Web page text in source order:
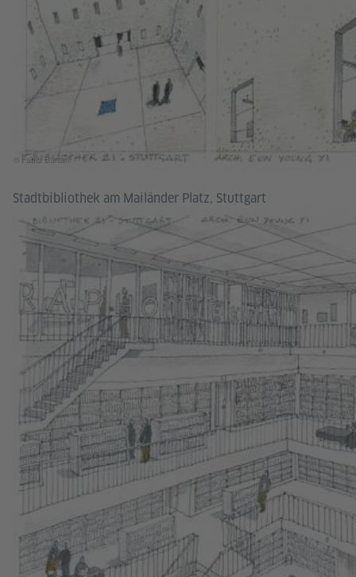
© Fabio Barilari
Stadtbibliothek am Mailänder Platz, Stuttgart